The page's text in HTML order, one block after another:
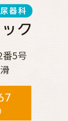
番5号